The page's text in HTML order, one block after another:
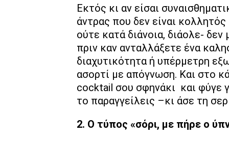
Εκτός κι αν είσαι
άντρας που δεν είναι
ούτε κατά διάνοια, διάολε-
πριν καν ανταλλάξετε ένα
διαχυτικότητα ή υπέρμετρη
ασορτί με απόγνωση. Και στο
cocktail σου σφηνάκι και φύγε
το παραγγείλεις –κι άσε τη
2. Ο τύπος «σόρι, με πήρε ο